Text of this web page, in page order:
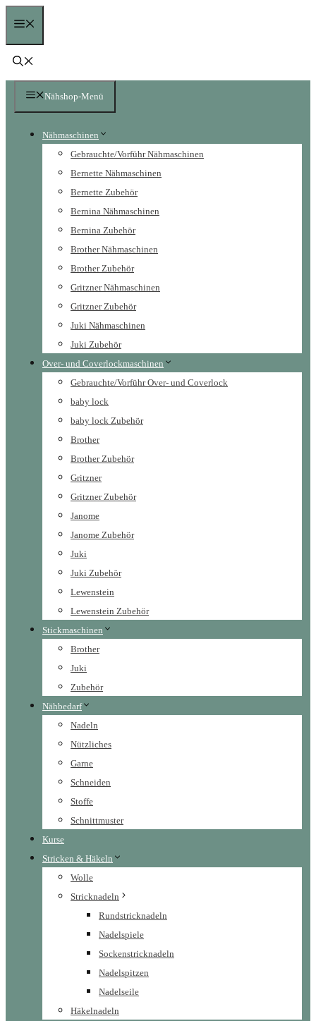
springen
Nähshop-Menü
Nähmaschinen
Gebrauchte/Vorführ Nähmaschinen
Bernette Nähmaschinen
Bernette Zubehör
Bernina Nähmaschinen
Bernina Zubehör
Brother Nähmaschinen
Brother Zubehör
Gritzner Nähmaschinen
Gritzner Zubehör
Juki Nähmaschinen
Juki Zubehör
Over- und Coverlockmaschinen
Gebrauchte/Vorführ Over- und Coverlock
baby lock
baby lock Zubehör
Brother
Brother Zubehör
Gritzner
Gritzner Zubehör
Janome
Janome Zubehör
Juki
Juki Zubehör
Lewenstein
Lewenstein Zubehör
Stickmaschinen
Brother
Juki
Zubehör
Nähbedarf
Nadeln
Nützliches
Garne
Schneiden
Stoffe
Schnittmuster
Kurse
Stricken & Häkeln
Wolle
Stricknadeln
Rundstricknadeln
Nadelspiele
Sockenstricknadeln
Nadelspitzen
Nadelseile
Häkelnadeln